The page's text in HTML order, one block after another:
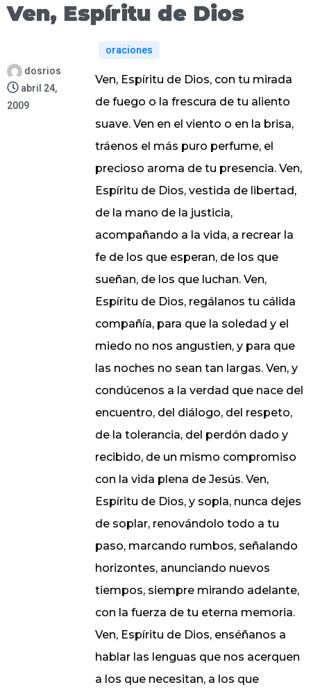
Ven, Espíritu de Dios
dosrios
abril 24,
2009
oraciones
Ven, Espíritu de Dios, con tu mirada
de fuego o la frescura de tu aliento
suave. Ven en el viento o en la brisa,
tráenos el más puro perfume, el
precioso aroma de tu presencia. Ven,
Espíritu de Dios, vestida de libertad,
de la mano de la justicia,
acompañando a la vida, a recrear la
fe de los que esperan, de los que
sueñan, de los que luchan. Ven,
Espíritu de Dios, regálanos tu cálida
compañía, para que la soledad y el
miedo no nos angustien, y para que
las noches no sean tan largas. Ven, y
condúcenos a la verdad que nace del
encuentro, del diálogo, del respeto,
de la tolerancia, del perdón dado y
recibido, de un mismo compromiso
con la vida plena de Jesús. Ven,
Espíritu de Dios, y sopla, nunca dejes
de soplar, renovándolo todo a tu
paso, marcando rumbos, señalando
horizontes, anunciando nuevos
tiempos, siempre mirando adelante,
con la fuerza de tu eterna memoria.
Ven, Espíritu de Dios, enséñanos a
hablar las lenguas que nos acerquen
a los que necesitan, a los que